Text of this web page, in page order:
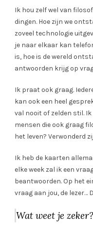
Ik hou zelf wel van
dingen. Hoe zijn we
zoveel technologie
je naar elkaar kan
is, hoe is de wereld
antwoorden krijg op
Ik praat ook graag.
kan ook een heel
val nooit of zelden stil.
mensen die ook graag
het leven? Verwonderd
Ik heb de kaarten
elke week zal ik een
beantwoorden. Op het
vraag aan jou, de lezer…
Wat weet je zeker?